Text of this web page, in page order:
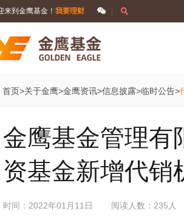
来到金鹰基金！ 我要理财
首页>关于金鹰>金鹰资讯>信息披露>临时公告>
金鹰基金管理有
资基金新增代销
时间：2022年01月11日 阅读人数：235人